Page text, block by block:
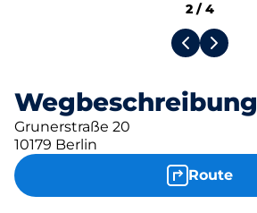
Wegbeschreibung
Grunerstraße 20
10179 Berlin
Route
2 /4